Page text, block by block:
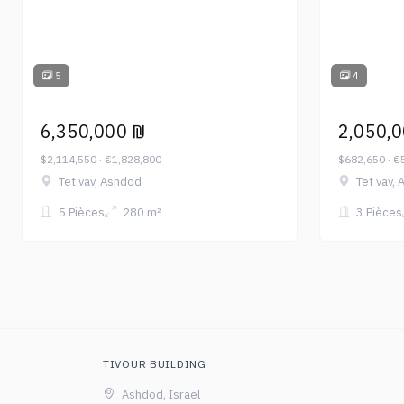
5
6,350,000 ₪
$2,114,550 · €1,828,800
Tet vav, Ashdod
5 Pièces
280 m²
4
$682,650 ·
Tet vav,
3 Pièces
TIVOUR BUILDING
Ashdod, Israel